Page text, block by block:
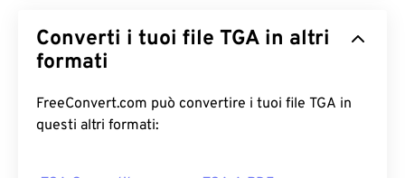
Converti i tuoi file TGA in altri
formati
FreeConvert.com può convertire i tuoi file TGA in
questi altri formati: